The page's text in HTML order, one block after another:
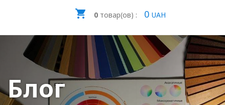
0товар(ов) : 0 UAH
Блог